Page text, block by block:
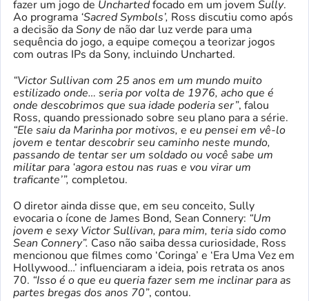
fazer um jogo de Unchartedfocado em um jovem Sully.
Ao programa ‘Sacred Symbols’, Ross discutiu como após
a decisão daSonyde não dar luz verde para uma
sequência do jogo, a equipe começou a teorizar jogos
com outras IPs da Sony, incluindo Uncharted.
“Victor Sullivan com 25 anos em um mundo muito
estilizado onde… seria por volta de 1976, acho que é
onde descobrimos que sua idade poderia ser”, falou
Ross, quando pressionado sobre seu plano para a série.
“Ele saiu da Marinha por motivos, e eu pensei em vê-lo
jovem e tentar descobrir seu caminho neste mundo,
passando de tentar ser um soldado ou você sabe um
militar para ‘agora estou nas ruas e vou virar um
traficante’”, completou.
O diretor ainda disse que, em seu conceito, Sully
evocaria o ícone de James Bond, Sean Connery: “Um
jovem e sexy Victor Sullivan, para mim, teria sido como
Sean Connery”. Caso não saiba dessa curiosidade, Ross
mencionou que filmes como ‘Coringa’ e ‘Era Uma Vez em
Hollywood…’ influenciaram a ideia, pois retrata os anos
70. “Isso é o que eu queria fazer sem me inclinar para as
partes bregas dos anos 70”, contou.